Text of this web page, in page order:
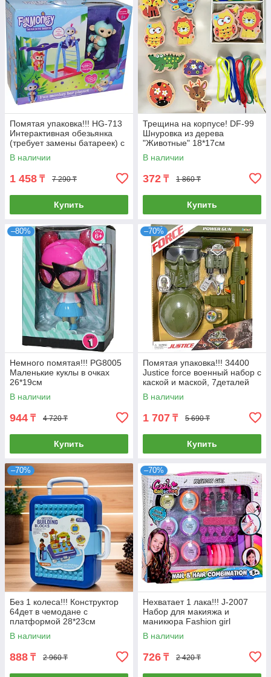
Помятая упаковка!!! HG-713
Интерактивная обезьянка
(требует замены батареек) с
площадкой для игры 24*31
В наличии
1 458 ₸ 7 290 ₸
Купить
Трещина на корпусе! DF-99
Шнуровка из дерева
"Животные" 18*17см
В наличии
372 ₸ 1 860 ₸
Купить
–80%
Немного помятая!!! PG8005
Маленькие куклы в очках
26*19см
В наличии
944 ₸ 4 720 ₸
Купить
–70%
Помятая упаковка!!! 34400
Justice force военный набор с
каской и маской, 7деталей
47*38см
В наличии
1 707 ₸ 5 690 ₸
Купить
–70%
Без 1 колеса!!! Конструктор
64дет в чемодане с
платформой 28*23см
В наличии
888 ₸ 2 960 ₸
–70%
Нехватает 1 лака!!! J-2007
Набор для макияжа и
маникюра Fashion girl
30*26см
В наличии
726 ₸ 2 420 ₸